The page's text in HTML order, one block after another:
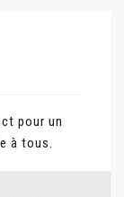
pour un
à tous.